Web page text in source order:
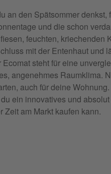
an den Spätsommer denkst,
und die schon
feuchten, kriechenden
mit der Entenhaut und
steht für eine
angenehmes Raumklima.
auch für deine
ein innovatives und
Zeit am Markt kaufen kann.